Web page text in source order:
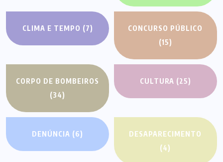
CLIMA E TEMPO (7)
CONCURSO PÚBLICO
(15)
CORPO DE BOMBEIROS
(34)
CULTURA (25)
DENÚNCIA (6)
DESAPARECIMENTO
(4)